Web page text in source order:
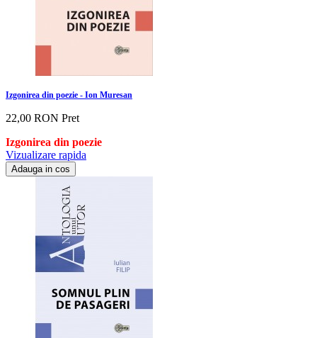
Izgonirea din poezie - Ion Muresan
22,00 RON Pret
Izgonirea din poezie
Vizualizare rapida
Adauga in cos